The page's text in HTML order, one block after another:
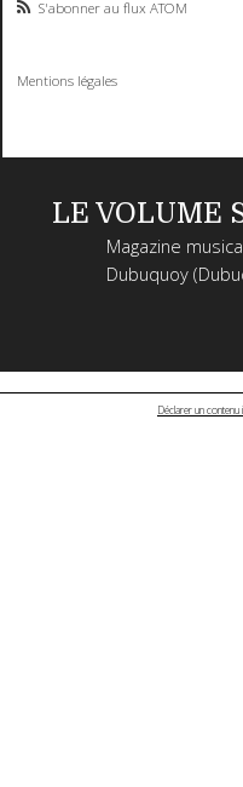
S'abonner au flux ATOM
Mentions légales
LE VOLUME
Magazine
Dubuquoy
Déclarer un contenu